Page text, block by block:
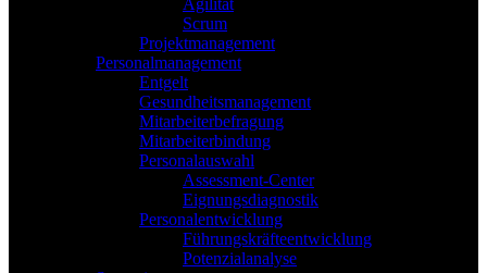
Agilität
Scrum
Projektmanagement
Personalmanagement
Entgelt
Gesundheitsmanagement
Mitarbeiterbefragung
Mitarbeiterbindung
Personalauswahl
Assessment-Center
Eignungsdiagnostik
Personalentwicklung
Führungskräfteentwicklung
Potenzialanalyse